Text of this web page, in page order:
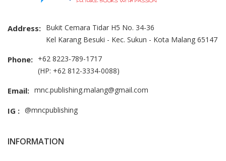
Address: Bukit Cemara Tidar H5 No. 34-36
Kel Karang Besuki - Kec. Sukun - Kota Malang 65147
Phone: +62 8223-789-1717
(HP: +62 812-3334-0088)
Email: mnc.publishing.malang@gmail.com
IG : @mncpublishing
INFORMATION